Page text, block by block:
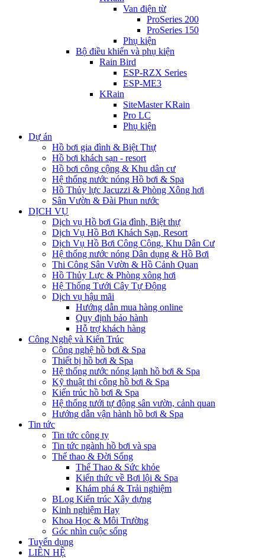
Van điện từ
ProSeries 200
ProSeries 150
Phụ kiện
Bộ điều khiển và phụ kiện
Rain Bird
ESP-RZX Series
ESP-ME3
KRain
SiteMaster KRain
Pro LC
Phụ kiện
Dự án
Hồ bơi gia đình & Biệt Thự
Hồ bơi khách sạn - resort
Hồ bơi công cộng & Khu dân cư
Hệ thống nước nóng Hồ bơi & Spa
Hồ Thủy lực Jacuzzi & Phòng Xông hơi
Sân Vườn & Đài Phun nước
DỊCH VỤ
Dịch vụ Hồ bơi Gia đình, Biệt thự
Dịch Vụ Hồ Bơi Khách Sạn, Resort
Dịch Vụ Hồ Bơi Công Cộng, Khu Dân Cư
Hệ thống nước nóng Dân dụng & Hồ Bơi
Thi Công Sân Vườn & Hồ Cảnh Quan
Hồ Thủy Lực & Phòng xông hơi
Hệ Thống Tưới Cây Tự Động
Dịch vụ hậu mãi
Hướng dẫn mua hàng online
Quy định bảo hành
Hỗ trợ khách hàng
Công Nghệ và Kiến Trúc
Công nghệ hồ bơi & Spa
Thiết bị hồ bơi & Spa
Hệ thống nước nóng lạnh hồ bơi & Spa
Kỹ thuật thi công hồ bơi & Spa
Kiến trúc hồ bơi & Spa
Hệ thống tưới tự động sân vườn, cảnh quan
Hướng dẫn vận hành hồ bơi & Spa
Tin tức
Tin tức công ty
Tin tức ngành hồ bơi và spa
Thể thao & Đời Sống
Thể Thao & Sức khỏe
Kiến thức về Bơi lội & Spa
Khám phá & Trải nghiệm
BLog Kiến trúc Xây dựng
Kinh nghiệm Hay
Khoa Học & Môi Trường
Góc nhìn cuộc sống
Tuyển dụng
LIÊN HỆ